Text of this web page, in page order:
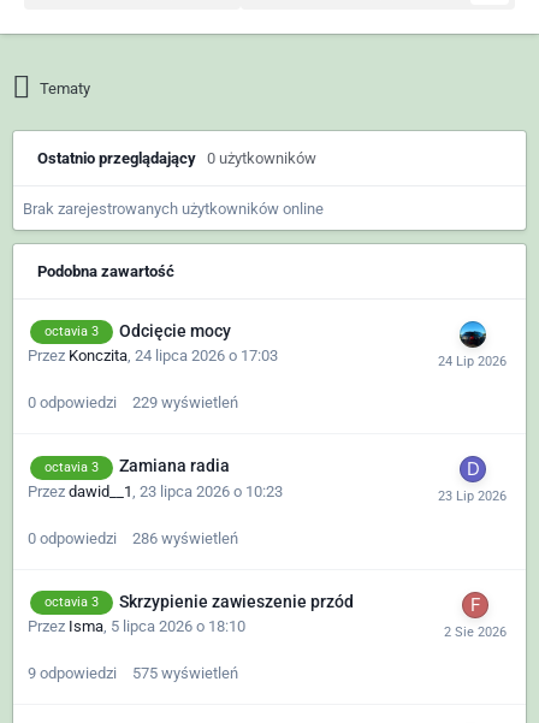
Tematy
Ostatnio przeglądający 0 użytkowników
Brak zarejestrowanych użytkowników online
Podobna zawartość
octavia 3 Odcięcie mocy
Przez Konczita, 24 lipca 2026 o 17:03
0 odpowiedzi 229 wyświetleń
octavia 3 Zamiana radia
Przez dawid__1 23 lipca 2026 o 10:23
0 odpowiedzi 286 wyświetleń
octavia 3 Skrzypienie zawieszenie przód
Przez Isma 5 lipca 2026 o 18:10
9 odpowiedzi 575 wyświetleń